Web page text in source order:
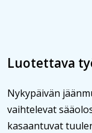
Luotettava
Nykypäivän
vaihtelevat
kasaantuvat